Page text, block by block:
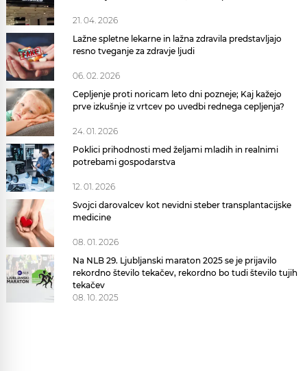
21. 04. 2026
Lažne spletne lekarne in lažna zdravila predstavljajo
resno tveganje za zdravje ljudi
06. 02. 2026
Cepljenje proti noricam leto dni pozneje; Kaj kažejo
prve izkušnje iz vrtcev po uvedbi rednega cepljenja?
24. 01. 2026
Poklici prihodnosti med željami mladih in realnimi
potrebami gospodarstva
12. 01. 2026
Svojci darovalcev kot nevidni steber transplantacijske
medicine
08. 01. 2026
Na NLB 29. Ljubljanski maraton 2025 se je prijavilo
rekordno število tekačev, rekordno bo tudi število tujih
tekačev
08. 10. 2025